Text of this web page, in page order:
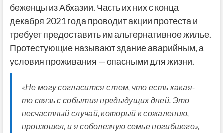
беженцы из Абхазии. Часть их них с конца
декабря 2021 года проводит акции протеста и
требует предоставить им альтернативное жилье.
Протестующие называют здание аварийным, а
условия проживания — опасными для жизни.
«Не могу согласится с тем, что есть какая-
то связь с события предыдущих дней. Это
несчастный случай, который к сожалению,
произошел, и я соболезную семье погибшего»,